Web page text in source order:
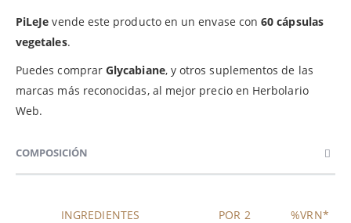
PiLeJe vende este producto en un envase con60 cápsulas
vegetales.
Puedes comprarGlycabiane, y otros suplementos de las
marcas más reconocidas, al mejor precio en Herbolario
Web.
COMPOSICIÓN
INGREDIENTES
POR 2
%VRN*